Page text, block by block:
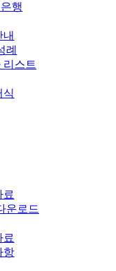
행
례
리스트
식
료
운로드
료
항